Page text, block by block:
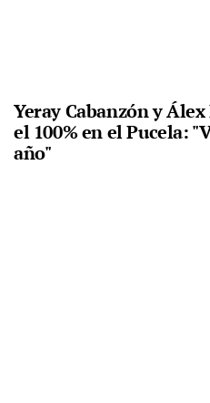
Yeray Cabanzón y
el 100% en el Pucela:
año"